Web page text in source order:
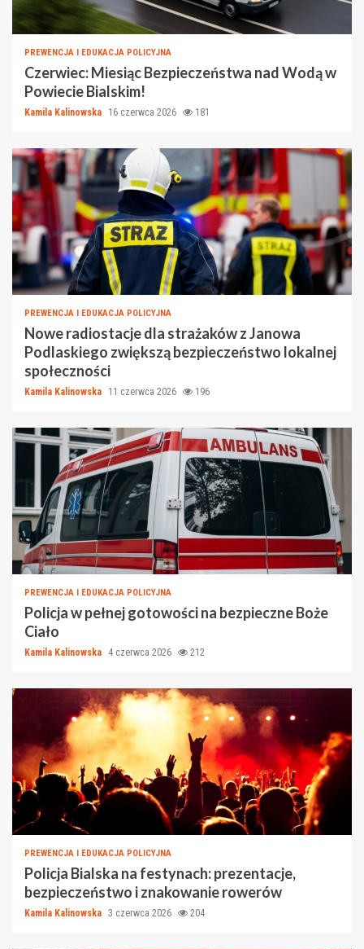
PREWENCJA I EDUKACJA POLICYJNA
Czerwiec: Miesiąc Bezpieczeństwa nad Wodą w
Powiecie Bialskim!
Kamila Kalinowska 16 czerwca 2026 181
PREWENCJA I EDUKACJA POLICYJNA
Nowe radiostacje dla strażaków z Janowa
Podlaskiego zwiększą bezpieczeństwo lokalnej
społeczności
Kamila Kalinowska 11 czerwca 2026 196
PREWENCJA I EDUKACJA POLICYJNA
Policja w pełnej gotowości na bezpieczne Boże
Ciało
Kamila Kalinowska 4 czerwca 2026 212
PREWENCJA I EDUKACJA POLICYJNA
Policja Bialska na festynach: prezentacje,
bezpieczeństwo i znakowanie rowerów
Kamila Kalinowska 3 czerwca 2026 204